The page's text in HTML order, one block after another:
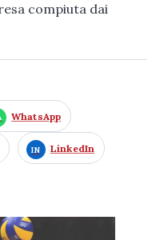
compiuta dai
WhatsApp
LinkedIn